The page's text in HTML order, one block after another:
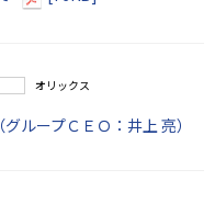
オリックス
ループＣＥＯ：井上 亮）